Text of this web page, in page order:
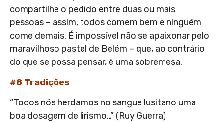
compartilhe o pedido entre duas ou mais
pessoas – assim, todos comem bem e ninguém
come demais. É impossível não se apaixonar pelo
maravilhoso pastel de Belém – que, ao contrário
do que se possa pensar, é uma sobremesa.
#8 Tradições
“Todos nós herdamos no sangue lusitano uma
boa dosagem de lirismo…” (Ruy Guerra)